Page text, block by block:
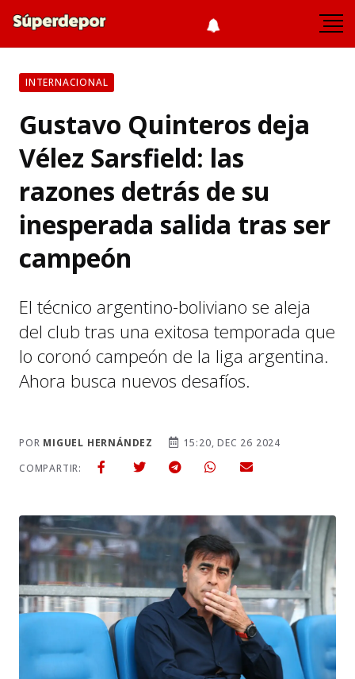
INTERNACIONAL
Gustavo Quinteros deja
Vélez Sarsfield: las
razones detrás de su
inesperada salida tras ser
campeón
El técnico argentino-boliviano se aleja
del club tras una exitosa temporada que
lo coronó campeón de la liga argentina.
Ahora busca nuevos desafíos.
POR MIGUEL HERNÁNDEZ
15:20, DEC 26 2024
COMPARTIR: